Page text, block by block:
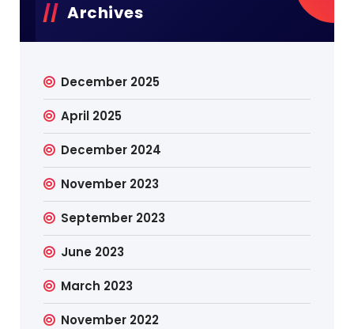
Archives
December 2025
April 2025
December 2024
November 2023
September 2023
June 2023
March 2023
November 2022